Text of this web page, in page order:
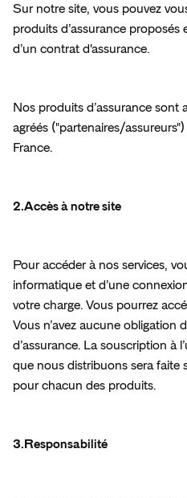
Comparatif
savoir
Sur notre site, vous pouvez
produits d’assurance
d’un contrat d'assurance.
Nos produits d’assurance sont
agréés ("partenaires/
France.
2.Accès à notre site
Pour accéder à nos services,
informatique et d’une
votre charge. Vous pourrez
Vous n’avez aucune obligation
d’assurance. La souscription à
que nous distribuons sera faite
pour chacun des produits.
3.Responsabilité